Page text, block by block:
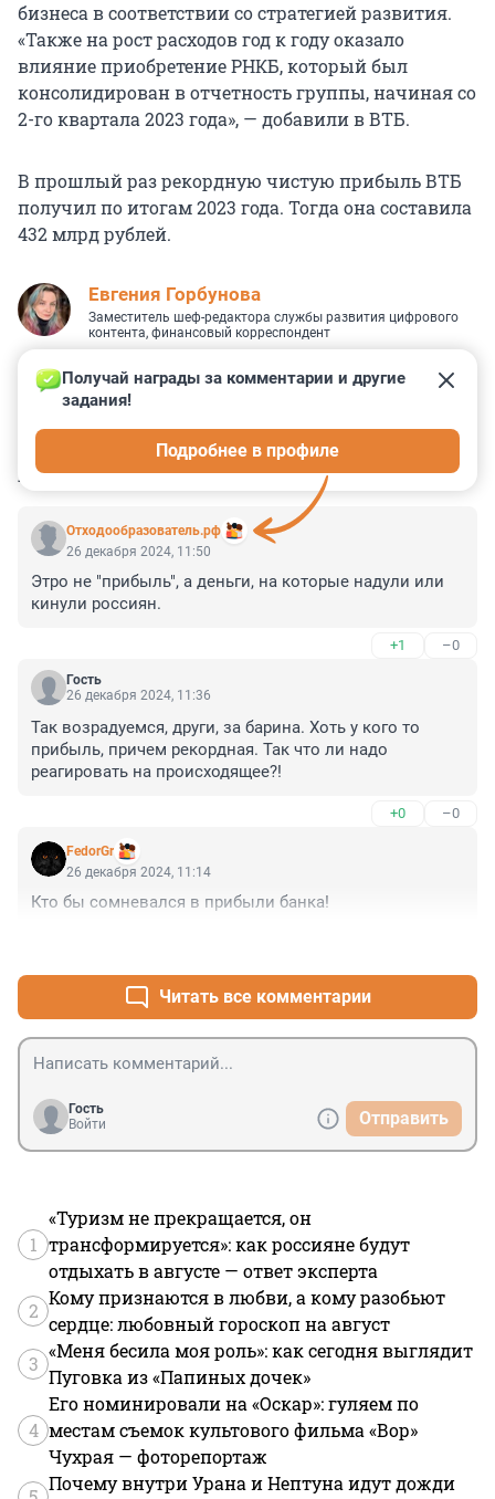
бизнеса в соответствии со стратегией развития.
«Также на рост расходов год к году оказало
влияние приобретение РНКБ, который был
консолидирован в отчетность группы, начиная со
2-го квартала 2023 года», — добавили в ВТБ.
В прошлый раз рекордную чистую прибыль ВТБ
получил по итогам 2023 года. Тогда она составила
432 млрд рублей.
Евгения Горбунова
Заместитель шеф-редактора службы развития цифрового
контента, финансовый корреспондент
КОММЕНТАРИИ 12
Отходообразователь.рф
Получай награды за комментарии и другие
задания!
Подробнее в профиле
26 декабря 2024, 11:50
Этро не "прибыль", а деньги, на которые надули или
кинули россиян.
+1 –0
Гость
26 декабря 2024, 11:36
Так возрадуемся, други, за барина. Хоть у кого то
прибыль, причем рекордная. Так что ли надо
реагировать на происходящее?!
+0 –0
FedorGr
26 декабря 2024, 11:14
Кто бы сомневался в прибыли банка!
Читать все комментарии
Гость
Войти
Отправить
1
«Туризм не прекращается, он
трансформируется»: как россияне будут
отдыхать в августе — ответ эксперта
2
Кому признаются в любви, а кому разобьют
сердце: любовный гороскоп на август
3
«Меня бесила моя роль»: как сегодня выглядит
Пуговка из «Папиных дочек»
4
Его номинировали на «Оскар»: гуляем по
местам съемок культового фильма «Вор»
Чухрая — фоторепортаж
Почему внутри Урана и Нептуна идут дожди